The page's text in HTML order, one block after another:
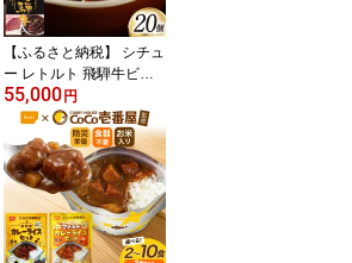
ク BBQ バーベキュー お
弁当 おかず ◎
【ふるさと納税】 シチュ
ー レトルト 飛騨牛ビー
フシチュー 220g 20食
[サワセイ 江南店 愛知県
江南市 ko23btu100002]
レトルト食品 レンジ対応
商品 惣菜 お惣菜 惣菜シ
チュー お惣菜 簡単 時短
お手軽 便利 簡単調理 ス
トック 小分け
55,000円